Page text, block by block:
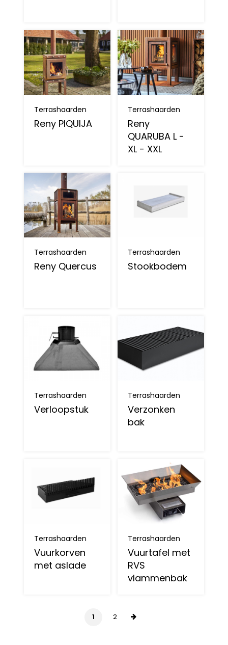
Terrashaarden
Reny PIQUIJA
Terrashaarden
Reny
QUARUBA L -
XL - XXL
Terrashaarden
Reny Quercus
Terrashaarden
Stookbodem
Terrashaarden
Verloopstuk
Terrashaarden
Verzonken
bak
Terrashaarden
Vuurkorven
met aslade
Terrashaarden
Vuurtafel met
RVS
vlammenbak
1 2